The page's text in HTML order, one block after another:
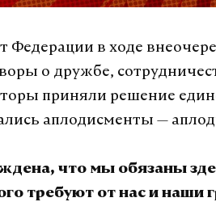
Федерации в ходе
о дружбе,
приняли решение
аплодисменты —
что мы обязаны
требуют от нас и наши